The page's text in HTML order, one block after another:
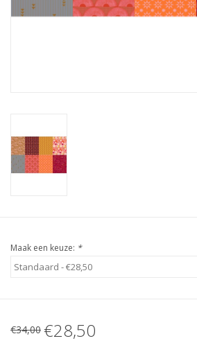
Maak een keuze: *
€34,00 €28,50